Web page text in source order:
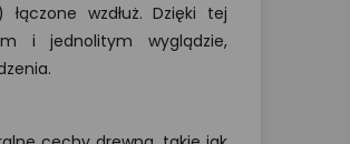
wzdłuż. Dzięki tej
i jednolitym wyglądzie,